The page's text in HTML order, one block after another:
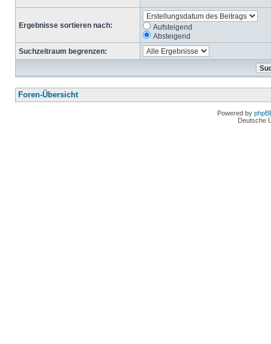
Ergebnisse sortieren nach:
Aufsteigend
Absteigend
Suchzeitraum begrenzen:
Foren-Übersicht
Powered by
Deutsche